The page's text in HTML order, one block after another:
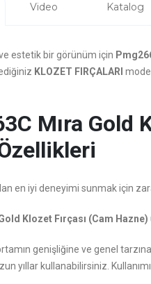
Video Katalog
estetik bir görünüm için
KLOZET FIRÇALARI
Mıra Gold
en iyi deneyimi sunmak için
Klozet Fırçası (Cam Hazne)
genişliğine ve genel
yıllar kullanabilirsiniz.